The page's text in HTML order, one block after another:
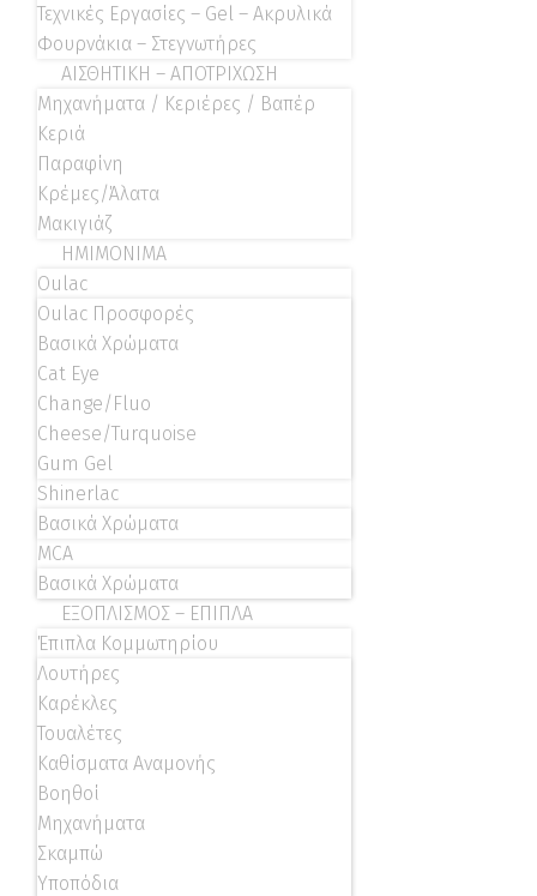
Τεχνικές Εργασίες – Gel – Ακρυλικά
Φουρνάκια – Στεγνωτήρες
ΑΙΣΘΗΤΙΚΗ – ΑΠΟΤΡΙΧΩΣΗ
Μηχανήματα / Κεριέρες / Βαπέρ
Κεριά
Παραφίνη
Κρέμες/Άλατα
Μακιγιάζ
ΗΜΙΜΟΝΙΜΑ
Oulac
Oulac Προσφορές
Βασικά Χρώματα
Cat Eye
Change/Fluo
Cheese/Turquoise
Gum Gel
Shinerlac
Βασικά Χρώματα
MCA
Βασικά Χρώματα
ΕΞΟΠΛΙΣΜΟΣ – ΕΠΙΠΛΑ
Έπιπλα Κομμωτηρίου
Λουτήρες
Καρέκλες
Τουαλέτες
Καθίσματα Αναμονής
Βοηθοί
Μηχανήματα
Σκαμπώ
Υποπόδια